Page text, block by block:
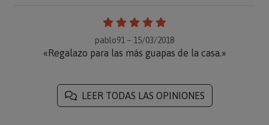
pablo91 – 15/03/2018
«Regalazo para las más guapas de la casa.»
LEER TODAS LAS OPINIONES